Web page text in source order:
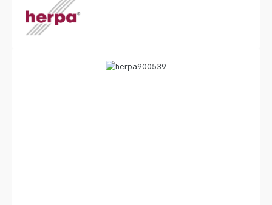
Bildergalerie überspringen